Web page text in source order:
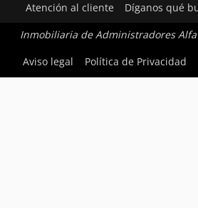
Atención al cliente Díganos qué
Inmobiliaria de Administradores Alfa
Aviso legal
Política de Privacidad